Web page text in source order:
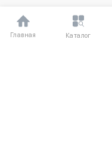
Главная Каталог